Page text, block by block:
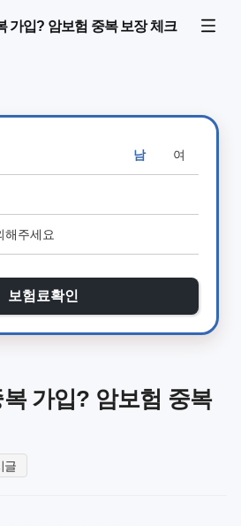
가입? 암보험 중복 보장 체크
남 여
보험료확인
가입? 암보험 중복
글